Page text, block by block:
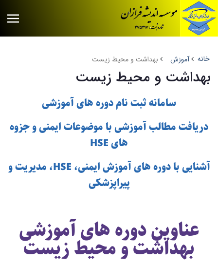
خانه آموزش بهداشت و محیط زیست
بهداشت و محیط زیست
سامانه ثبت نام دوره های آموزشی
دریافت مطالب آموزشی با موضوعات ایمنی و جزوه
های HSE
آشنایی با دوره های آموزش ایمنی، HSE، مدیریت و
پیراپزشکی
عناوین دوره های آموزشی
بهداشت و محیط زیست